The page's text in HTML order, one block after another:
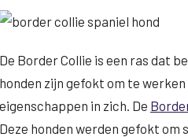
De Border Collie is een ras dat
honden zijn gefokt om te
eigenschappen in zich. De
Deze honden werden gefokt om